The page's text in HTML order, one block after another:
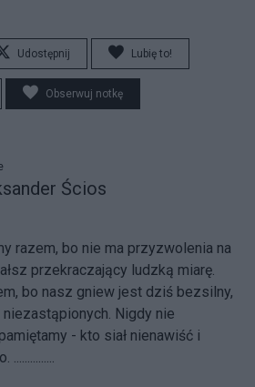
Udostępnij Lubię to!
Obserwuj notkę
Ścios
razem, bo nie ma przyzwolenia na
przekraczający ludzką miarę.
bo nasz gniew jest dziś bezsilny,
Nigdy nie
- kto siał nienawiść i